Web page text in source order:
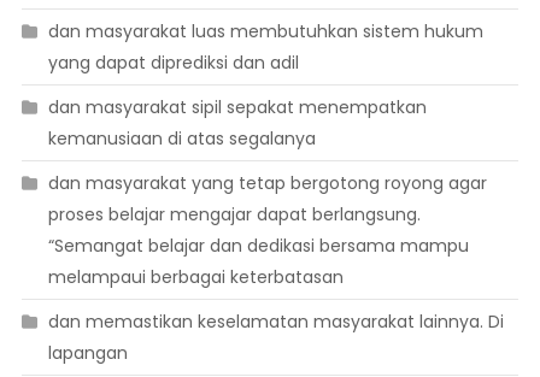
dan masyarakat luas membutuhkan sistem hukum
yang dapat diprediksi dan adil
dan masyarakat sipil sepakat menempatkan
kemanusiaan di atas segalanya
dan masyarakat yang tetap bergotong royong agar
proses belajar mengajar dapat berlangsung.
“Semangat belajar dan dedikasi bersama mampu
melampaui berbagai keterbatasan
dan memastikan keselamatan masyarakat lainnya. Di
lapangan